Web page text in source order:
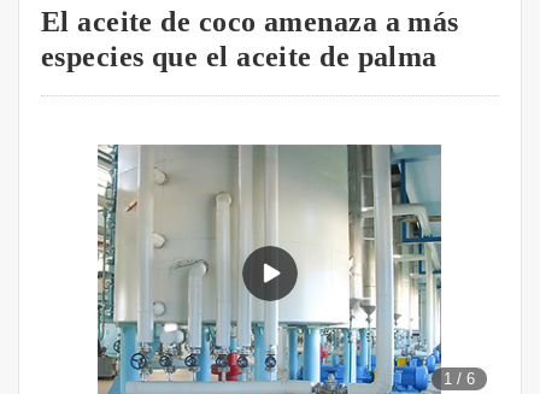
El aceite de coco amenaza a más
especies que el aceite de palma
1 /6